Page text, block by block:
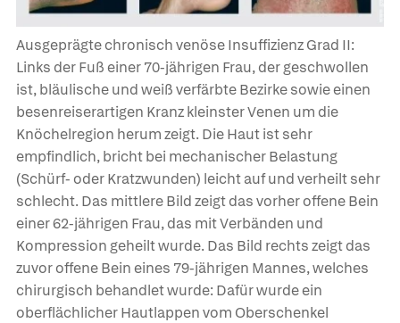
Ausgeprägte chronisch venöse Insuffizienz Grad II:
Links der Fuß einer 70-jährigen Frau, der geschwollen
ist, bläulische und weiß verfärbte Bezirke sowie einen
besenreiserartigen Kranz kleinster Venen um die
Knöchelregion herum zeigt. Die Haut ist sehr
empfindlich, bricht bei mechanischer Belastung
(Schürf- oder Kratzwunden) leicht auf und verheilt sehr
schlecht. Das mittlere Bild zeigt das vorher offene Bein
einer 62-jährigen Frau, das mit Verbänden und
Kompression geheilt wurde. Das Bild rechts zeigt das
zuvor offene Bein eines 79-jährigen Mannes, welches
chirurgisch behandlet wurde: Dafür wurde ein
oberflächlicher Hautlappen vom Oberschenkel